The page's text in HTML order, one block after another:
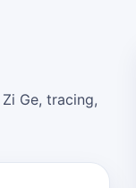
Ge, tracing,